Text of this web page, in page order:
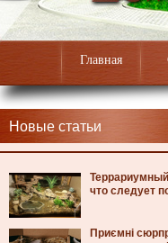
Главная
Новые статьи
Террариумный
что следует
Приємні